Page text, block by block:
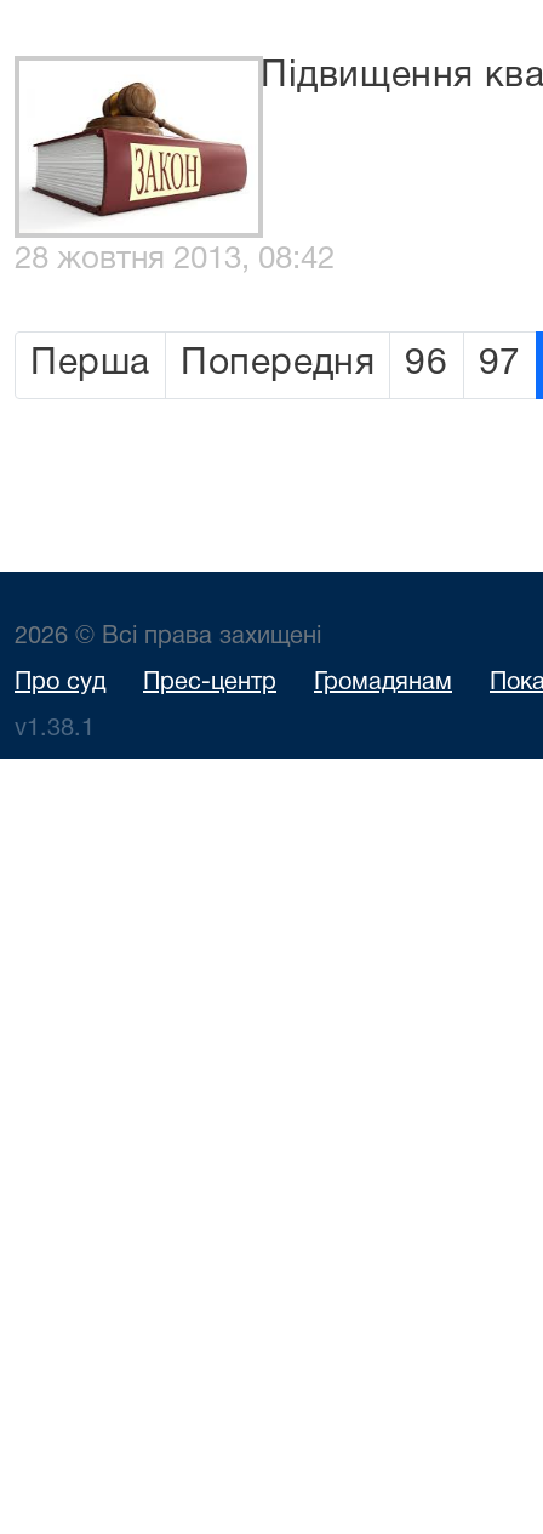
Підвищення
28 жовтня 2013, 08:42
Перша Попередня 96 97
2026 © Всі права захищені
Про суд Прес-центр Громадянам
v1.38.1